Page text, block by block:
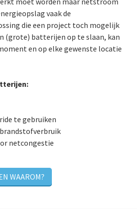
vaak de
die een project toch mogelijk
(grote) batterijen op te slaan, kan
en op elke gewenste locatie
te gebruiken
netcongestie
WAAROM?